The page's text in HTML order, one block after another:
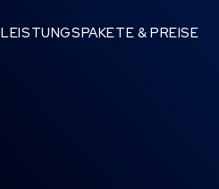
LEISTUNGSPAKETE & PREISE